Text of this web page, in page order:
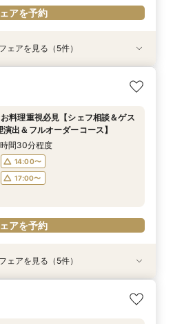
アを予約
ク】後日使えるレストランチケッ
談
14:00〜
17:00〜
アを予約
料理重視必見【シェフ相談＆ゲス
出＆フルオーダーコース】
14:00〜
17:00〜
アを予約
一流シェフ×世界大会優勝パティシ
】選べるギフト券×12大特典×プ
間30分程度
18:00〜
アを予約
討の方★プロ集団と創る】会場＆見
14:00〜
18:00〜
アを予約
緒に貸切W】リングドッグ＆専用衣
付
14:00〜
18:00〜
アを予約
ェアを見る（5件）
料理重視必見【シェフ相談＆ゲス
演出＆フルオーダーコース】
間30分程度
14:00〜
17:00〜
アを予約
ク】後日使えるレストランチケッ
談
一流シェフ×世界大会優勝パティシ
】選べるギフト券×12大特典×プ
＜1件目来館限定★5000円ギフト券
券プレゼント＞シェフ厳選A5和牛
討の方★プロ集団と創る】会場＆見
緒に貸切W】リングドッグ＆専用衣
付
ェアを見る（5件）